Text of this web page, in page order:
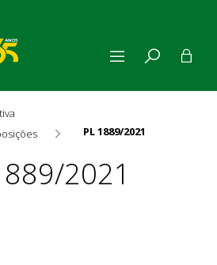
PL 1889/2021
2021